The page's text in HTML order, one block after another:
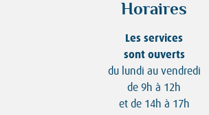
Horaires
Les services
sont ouverts
du lundi au vendredi
de 9h à 12h
et de 14h à 17h